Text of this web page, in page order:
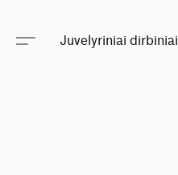
Juvelyriniai dirbiniai